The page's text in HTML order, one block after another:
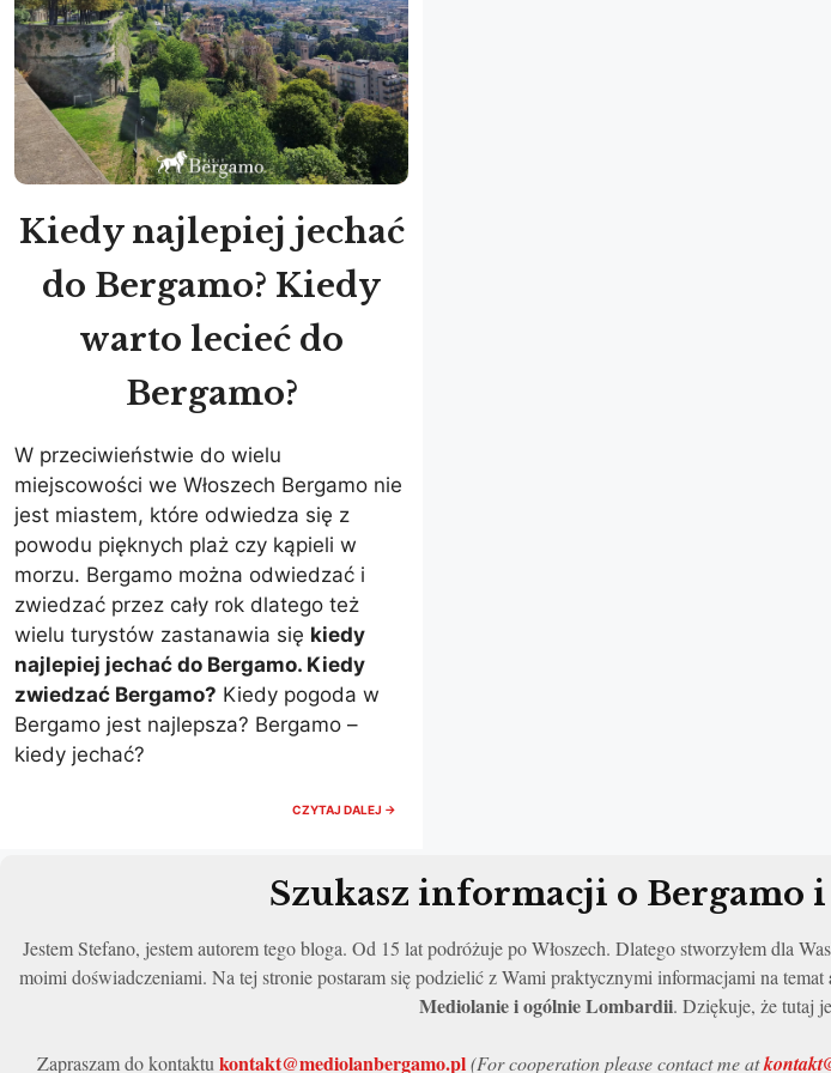
Kiedy najlepiej jechać
do Bergamo? Kiedy
warto lecieć do
Bergamo?
W przeciwieństwie do wielu
miejscowości we Włoszech Bergamo nie
jest miastem, które odwiedza się z
powodu pięknych plaż czy kąpieli w
morzu. Bergamo można odwiedzać i
zwiedzać przez cały rok dlatego też
wielu turystów zastanawia się kiedy
najlepiej jechać do Bergamo. Kiedy
zwiedzać Bergamo? Kiedy pogoda w
Bergamo jest najlepsza? Bergamo –
kiedy jechać?
CZYTAJ DALEJ →
BERGAMO?
KIEDY
DO
BERGAMO?
Szukasz informacji o Bergamo
Jestem Stefano, jestem autorem tego bloga. Od 15 lat podróżuje po Włoszech. Dlatego stworzyłem dla Was
moimi doświadczeniami. Na tej stronie postaram się podzielić z Wami praktycznymi informacjami na temat
Mediolanie i ogólnie Lombardii. Dziękuje, że tutaj
Zapraszam do kontaktukontakt@mediolanbergamo.pl(For cooperation please contact me at